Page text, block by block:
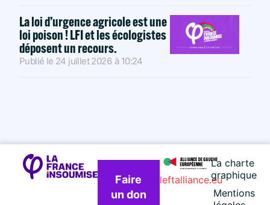
La loi d’urgence agricole est une
loi poison ! LFI et les écologistes
déposent un recours.
Publié le 24 juillet 2026 à 10:24
Faire
un don
La charte
graphique
Mentions
leftalliance.eu